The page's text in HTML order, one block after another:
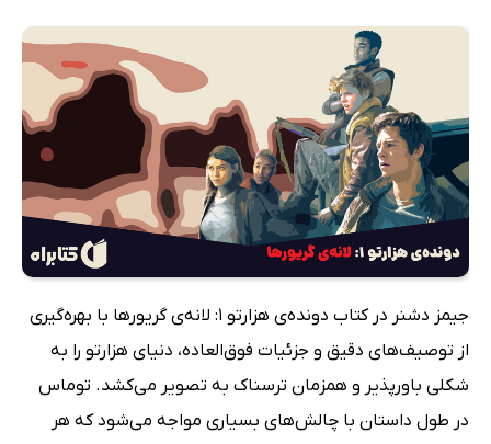
جیمز دشنر در کتاب دونده‌ی هزارتو 1: لانه‌ی گریورها با بهره‌گیری
از توصیف‌های دقیق و جزئیات فوق‌العاده، دنیای هزارتو را به
شکلی باورپذیر و همزمان ترسناک به تصویر می‌کشد. توماس
در طول داستان با چالش‌های بسیاری مواجه می‌شود که هر